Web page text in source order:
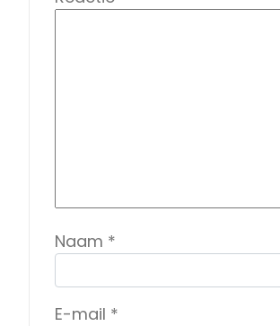
Naam *
E-mail *